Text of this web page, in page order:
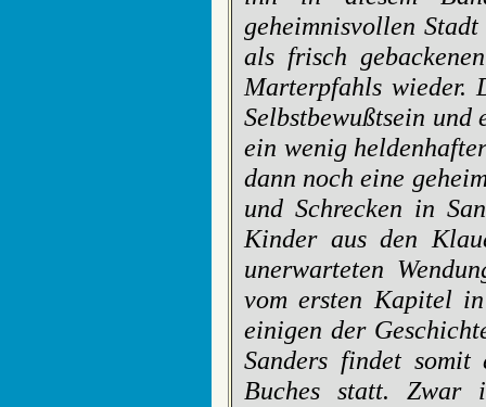
geheimnisvollen
als frisch
Marterpfahls wieder.
Selbstbewußtsein
ein wenig
dann noch eine
und Schrecken in
Kinder aus den
unerwarteten
vom ersten Kapitel
einigen der
Sanders findet somit
Buches statt. Zwar